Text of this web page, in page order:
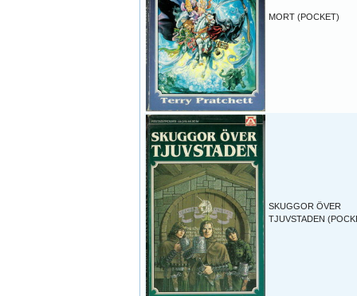
MORT (POCKET)
SKUGGOR ÖVER
TJUVSTADEN